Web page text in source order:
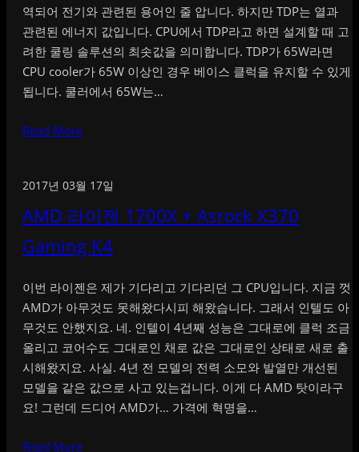
역되어 전기와 관련된 용어인 줄 압니다. 하지만 TDP는 열과
관련된 에너지 값입니다. CPU에서 TDP라고 하면 설계할 때 고
려한 쿨링 솔루션의 최솟값을 의미합니다. TDP가 65W라면
CPU cooler가 65W 이상인 경우 베이스 클럭을 유지할 수 있게
됩니다. 쿨러에서 65W는…
Read More
2017년 03월 17일
AMD 라이젠 1700X + Asrock X370
Gaming K4
이번 라이젠은 제가 기다리고 기다리던 그 CPU입니다. 지금 껏
AMD가 아무것도 못해왔다시피 해왔습니다. 그래서 인텔도 아
무것도 안했지요. 네. 인텔이 4년째 성능은 그대로에 클럭 조금
올리고 코어수도 그대로인 채로 값은 그대로인 상태로 새로 출
시해왔지요. 사실. 4년 전 모델의 전력 소모와 발열만 개선된
모델을 같은 값으로 사고 있는겁니다. 이게 다 AMD 탓이라구
요! 그런데 드디어 AMD가… 가격에 혁명을…
Read More